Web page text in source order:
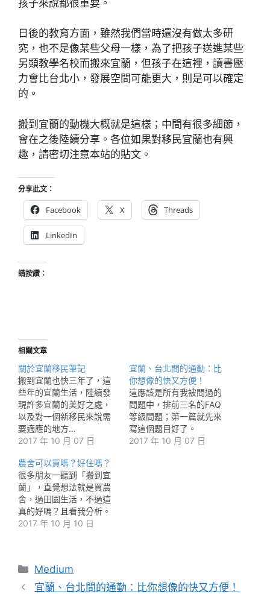
孩子來說都很重要。
日後的教育方面，雖然我們當時還沒有做太多研
究，也不是像某些父母一樣，為了把孩子送進某些
另類教學名校而搬來宜蘭，但孩子在這裡，讀書壓
力會比台北小，發展空間可能更大，則是可以確定
的。
搬到宜蘭的動機大概就是這樣；中間有很多細節，
會在之後陸續分享。各位如果對移民宜蘭也有興
趣，請密切注意本站的貼文。
分享此文：
Facebook X Threads
LinkedIn
請按讚：
相關文章
關於宜蘭移民筆記
搬到宜蘭也快三年了，這
些年的宜蘭生活，陸續發
現許多宜蘭的美好之處，
以及對一個新移民來說需
要適應的地方…
2017 年 10 月 07 日
宜蘭、台北間的通勤：比
你想像的快又方便！
這應該是所有我被問過的
問題中，排前三名的FAQ
等級問題；第一篇就先來
寫這個題目好了。
2017 年 10 月 07 日
農舍可以買嗎？好住嗎？
很多朋友一聽到「搬到宜
蘭」，直覺想法就是買農
舍，過田園生活，不過這
真的好嗎？且看我分析。
2017 年 10 月 10 日
分
類
Medium
宜蘭、台北間的通勤：比你想像的快又方便！